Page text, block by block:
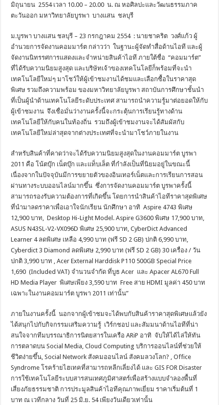
มิถุนายน 2554 เวลา 10.00 – 20.00 น. ณ หอศิลปะและวัฒนธรรมภาค
ตะวันออก มหาวิทยาลัยบูรพา บางแสน ชลบุรี
ม.บูรพา บางแสน ชลบุรี – 23 กรกฎาคม 2554 : นายชาคริต วงศ์แก้ว ผู้
อำนวยการจัดงานคอมมาร์ต กล่าวว่า ในฐานะผู้จัดทำสื่อด้านไอที และผู้
จัดงานนิทรรศการแสดงและจำหน่ายสินค้าไอที ภายใต้ชื่อ “คอมมาร์ต”
ที่ได้รับความนิยมสูงสุด และบริษัทเจ้าของเทคโนโลยีก็พร้อมที่จะนำ
เทคโนโลยีใหม่ๆ มาโชว์ให้ผู้เข้าชมงานได้ชมและเลือกซื้อในราคาสุด
พิเศษ รวมถึงความพร้อม ของมหาวิทยาลัยบูรพา สถาบันการศึกษาชั้นนำ
ที่เป็นผู้นำด้านเทคโนโลยีระดับประเทศ สามารถนำความรู้มาต่อยอดให้กับ
ผู้เข้าชมงาน จึงเชื่อมั่นว่างานครั้งนี้จะกระตุ้นการเรียนรู้ทางด้าน
เทคโนโลยีให้กับคนในท้องถิ่น รวมถึงผู้เข้าชมงานจะได้สัมผัสกับ
เทคโนโลยีใหม่ล่าสุดจากต่างประเทศที่จะนำมาโชว์ภายในงาน
สำหรับสินค้าที่คาดว่าจะได้รับความนิยมสูงสุดในงานคอมมาร์ต บูรพา
2011 คือ โน้ตบุ๊ก เน็ตบุ๊ก และแท็บเล็ต ที่กำลังเป็นที่นิยมอยู่ในขณะนี้
เนื่องจากในปัจจุบันมีการขยายตัวของอินเทอร์เน็ตและการเรียนการสอน
ผ่านทางระบบออนไลน์มากขึ้น ซึ่งการจัดงานคอมมาร์ต บูรพาครั้งนี้
สามารถรองรับความต้องการที่เกิดขึ้น โดยการนำสินค้าไอทีราคาสุดพิเศษ
ที่นำมาลดราคาเพื่อเอาใจนักเรียน นักศึกษา อาทิ Aspire 4743 พิเศษ
12,900 บาท, Desktop Hi-Light Model. Aspire G3600 พิเศษ 17,900 บาท,
ASUS N43SL-V2-VX096D พิเศษ 25,900 บาท, CyberDict Advanced
Learner 4 ลดพิเศษ เหลือ 4,990 บาท (ฟรี SD 2 GB) ปกติ 6,990 บาท,
Cyberdict 3 Diamond ลดพิเศษ 2,990 บาท (ฟรี SD 2 GB) 30 เครื่อง / วัน
ปกติ 3,990 บาท , Acer External Harddisk P110 500GB Special Price
1,690 (Included VAT) จำนวนจำกัด ที่บูธ Acer และ Apacer AL670 Full
HD Media Player พิเศษเพียง 3,590 บาท Free สาย HDMI มูลค่า 450 บาท
เฉพาะในงานคอมมาร์ต บูรพา 2011 เท่านั้น”
ภายในงานครั้งนี้ นอกจากผู้เข้าชมจะได้พบกับสินค้าราคาสุดพิเศษแล้วยัง
ได้สนุกไปกับกิจกรรมเสริมความรู้ เวิร์กชอป และสัมมนาด้านไอทีที่น่า
สนใจจากทีมบรรณาธิการนิตยสารในเครือ ARiP อาทิ จับให้ได้ไล่ให้ทัน
การตลาดบน Social Media, Cloud Computing บริการออนไลน์ที่ช่วยให้
ชีวิตง่ายขึ้น, Social Network สังคมออนไลน์ สังคมลวงโลก? , Office
Syndrome โรคร้ายไฮเทคที่สามารถหลีกเลี่ยงได้ และ GIS FOR Disaster
การใช้เทคโนโลยีระบบสารสนเทศภูมิศาสตร์เพื่อสร้างแบบจำลองพื้นที่
เสี่ยงภัยธรรมชาติ การประมูลสินค้าไอทีคุณภาพเยี่ยม ราคาเริ่มต้นที่ 1
บาท ณ เวทีกลาง วันที่ 25 มิ.ย. 54 เพียงวันเดียวเท่านั้น